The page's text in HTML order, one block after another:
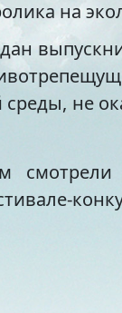
на
не